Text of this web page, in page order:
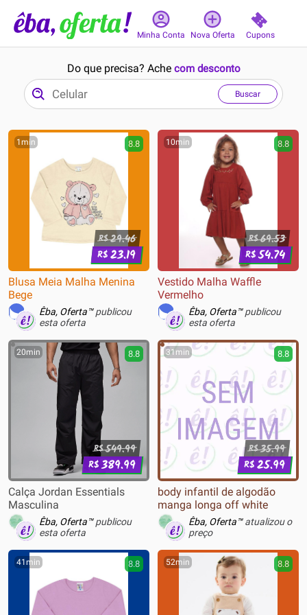
Minha Conta Nova Oferta Cupons
Do que precisa? Ache com desconto
Buscar
1min 8.8
R$29.46
R$23.19
Blusa Meia Malha Menina
Bege
Êba, Oferta™publicou
esta oferta
10min 8.8
R$69.53
R$54.74
Vestido Malha Waffle
Vermelho
Êba, Oferta™publicou
esta oferta
20min 8.8
R$549.99
R$389.99
Calça Jordan Essentials
Masculina
Êba, Oferta™publicou
esta oferta
31min 8.8
R$35.99
R$25.99
body infantil de algodão
manga longa off white
Êba, Oferta™atualizou o
preço
41min 8.8 52min 8.8